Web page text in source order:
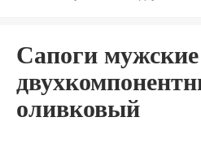
Сапоги
оливковый